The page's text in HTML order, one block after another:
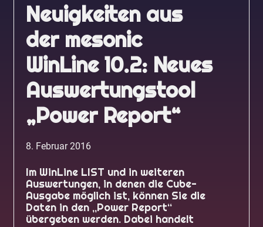
Neuigkeiten aus
der mesonic
WinLine 10.2: Neues
Auswertungstool
„Power Report“
8. Februar 2016
Im WinLine LIST und in weiteren
Auswertungen, in denen die Cube-
Ausgabe möglich ist, können Sie die
Daten in den „Power Report“
übergeben werden. Dabei handelt